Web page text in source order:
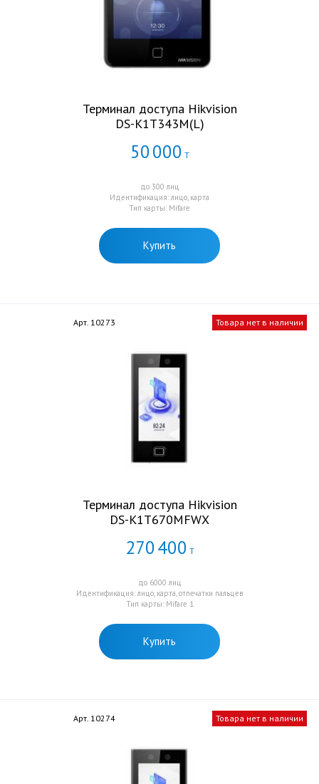
Терминал доступа Hikvision
DS-K1T343M(L)
50000 Т
до 300 лиц
Идентификация: лицо, карта
Тип карты: Mifare
Купить
Арт. 10273 Товара нет в наличии
Терминал доступа Hikvision
DS-K1T670MFWX
270400 Т
до 6000 лиц
Идентификация: лицо, карта, отпечатки пальцев
Тип карты: Mifare 1
Купить
Арт. 10274 Товара нет в наличии